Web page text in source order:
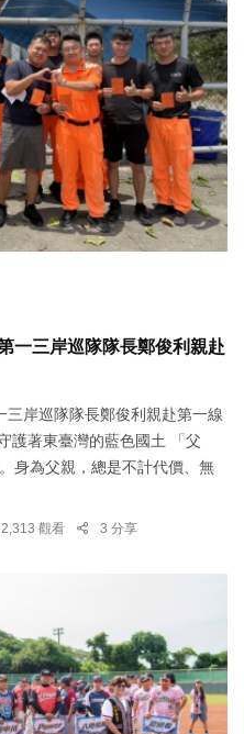
一三岸巡隊隊長鄭俊利親赴
岸巡隊隊長鄭俊利親赴第一線
護著東臺灣的藍色國土 「父
身為父親，總是不計代價、無
2,313 觀看 3 分享